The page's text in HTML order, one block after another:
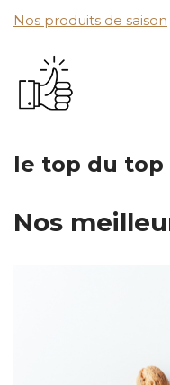
Nos produits de saison
le top du top
Nos